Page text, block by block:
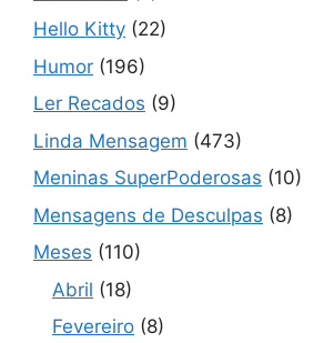
Hello Kitty (22)
Humor (196)
Ler Recados (9)
Linda Mensagem (473)
Meninas SuperPoderosas (10)
Mensagens de Desculpas (8)
Meses (110)
Abril (18)
Fevereiro (8)